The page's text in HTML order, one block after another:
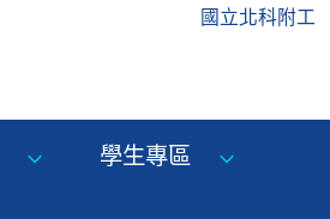
國立北科附工
學生專區